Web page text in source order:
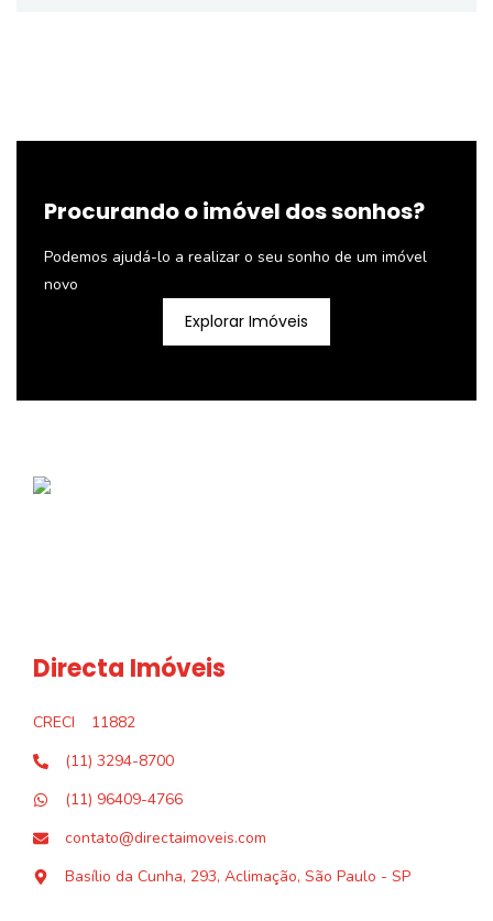
Procurando o imóvel dos sonhos?
Podemos ajudá-lo a realizar o seu sonho de um imóvel
novo
Explorar Imóveis
Directa Imóveis
CRECI
11882
(11) 3294-8700
(11) 96409-4766
contato@directaimoveis.com
Basílio da Cunha, 293, Aclimação, São Paulo - SP